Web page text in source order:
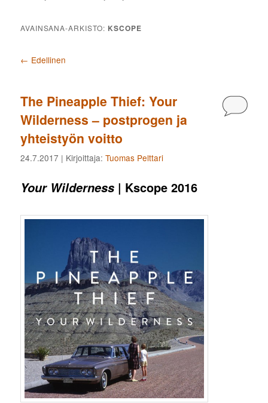
AVAINSANA-ARKISTO: KSCOPE
Artikkelien selaus
← Edellinen
The Pineapple Thief: Your
Wilderness – postprogen ja
yhteistyön voitto
24.7.2017 | Kirjoittaja:Tuomas Pelttari
Your Wilderness | Kscope 2016